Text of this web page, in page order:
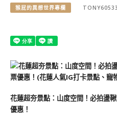
猴屁的異想世界專欄 TONY60533
花蓮超夯景點：山度空間！必拍盪
優惠！